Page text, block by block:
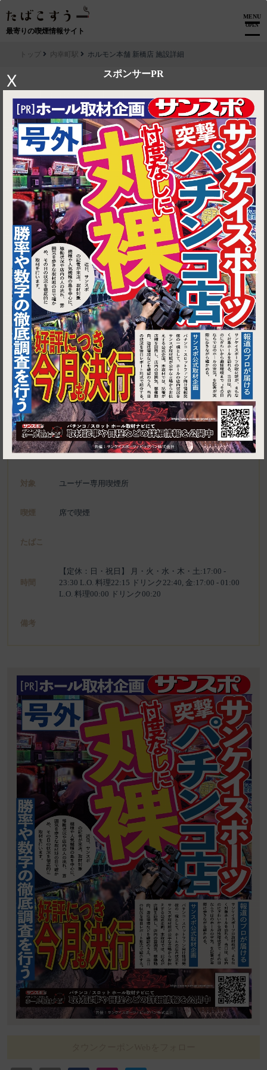
最寄りの喫煙情報サイト
MENU
OPEN
スポンサーPR
X
1
トップ 内幸町駅 ホルモン本舗 新橋店 施設詳細
▶ ルートを見る
内幸町駅│ホルモン本舗 新橋店
東京都港区新橋2-8-2 ＴＭビル ２Ｆ
施設名 ホルモン本舗 新橋店
電話 050-5592-9331
種別 ユーザー専用喫煙所、喫煙可能施設
対象 ユーザー専用喫煙所
喫煙 席で喫煙
たばこ
時間
【定休：日・祝日】 月・火・水・木・土:17:00 -
23:30 L.O. 料理22:15 ドリンク22:40, 金:17:00 - 01:00
L.O. 料理00:00 ドリンク00:20
備考